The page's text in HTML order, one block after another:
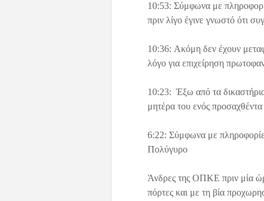
10:53: Σύμφωνα με
πριν λίγο έγινε γνωστό ότι
10:36: Ακόμη δεν έχουν
λόγο για επιχείρηση
10:23: Έξω από τα
μητέρα του ενός
6:22: Σύμφωνα με
Πολύγυρο
Άνδρες της ΟΠΚΕ πριν μία
πόρτες και με τη βία